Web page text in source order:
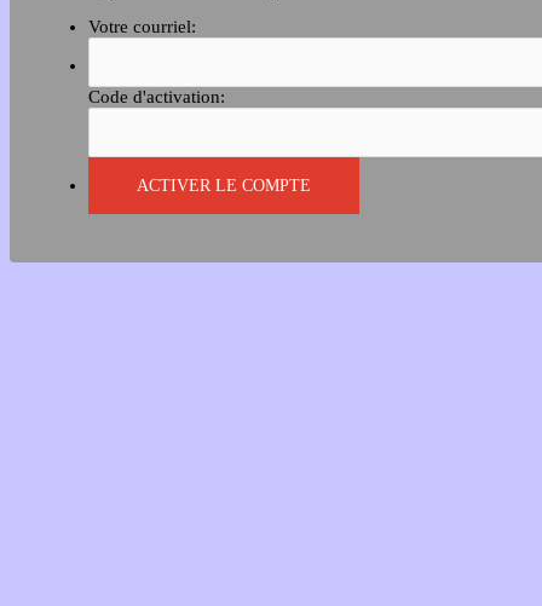
Votre courriel:
Code d'activation: